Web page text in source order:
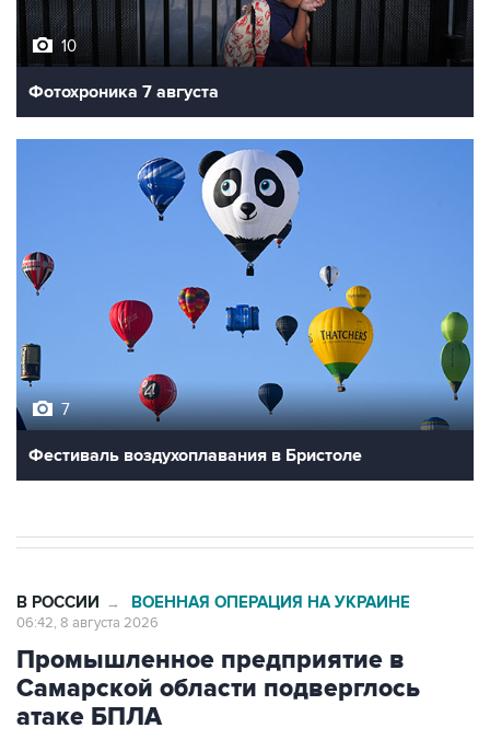
10
Фотохроника 7 августа
7
Фестиваль воздухоплавания в Бристоле
В РОССИИ → ВОЕННАЯ ОПЕРАЦИЯ НА УКРАИНЕ
06:42, 8 августа 2026
Промышленное предприятие в
Самарской области подверглось
атаке БПЛА